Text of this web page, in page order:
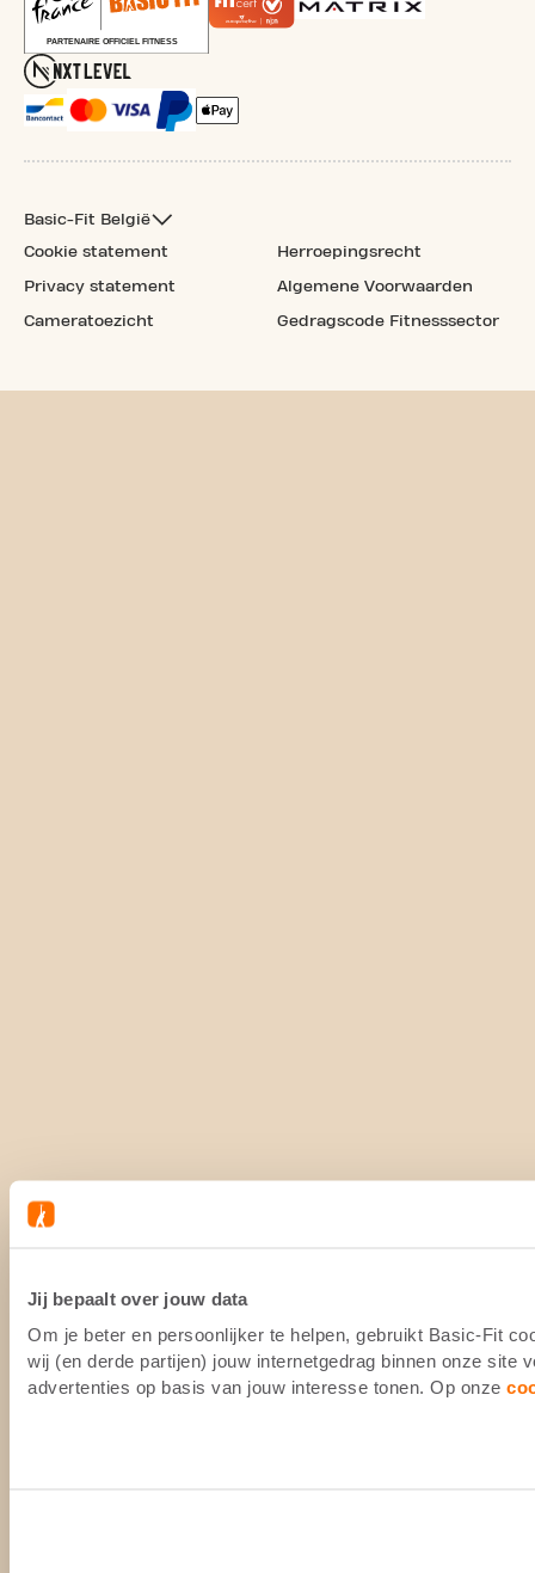
Jij bepaalt over jouw data
Om je beter en persoonlijker te helpen, gebruikt Basic-Fit
wij (en derde partijen) jouw internetgedrag binnen onze site
advertenties op basis van jouw interesse tonen. Op onze
Basic-Fit België
Cookie statement
Privacy statement
Cameratoezicht
Herroepingsrecht
Algemene Voorwaarden
Gedragscode Fitnesssector